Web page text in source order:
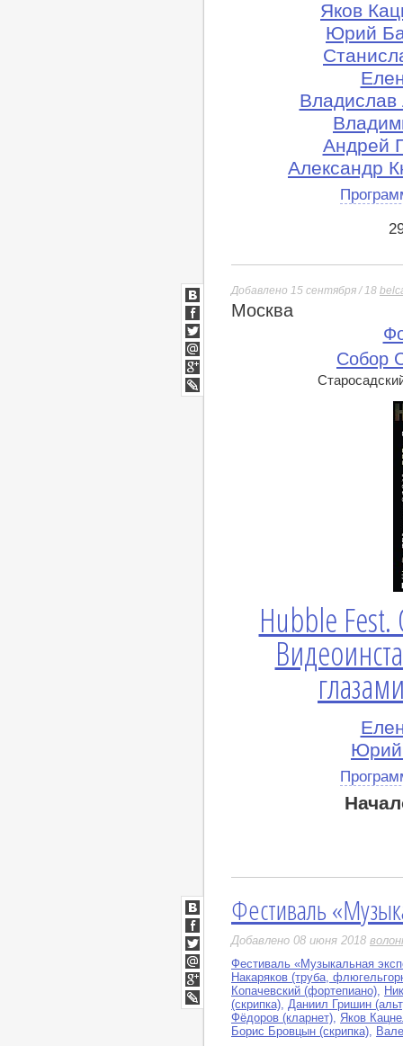
Яков
Юрий
Владислав
Андрей
Александр
Добавлено 15 сентября / 18
Москва
Собор
Hubble Fest.
Юрий
ВКонтакте
Facebook
Twitter
Мой
Мир
Google+
lj
Фестиваль
Добавлено 08 июня 2018
Фестиваль «Музыкальная
Накаряков (труба,
Копачевский (фортепиано),
(скрипка), Даниил Гришин
Фёдоров (кларнет), Яков
Борис Бровцын (скрипка),
ВКонтакте
Facebook
Twitter
Мой
Мир
Google+
LiveJournal